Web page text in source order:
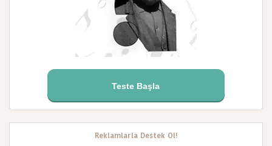
Teste Başla
Reklamlarla Destek Ol!